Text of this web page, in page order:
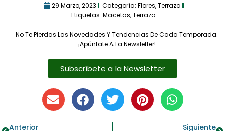
29 Marzo, 2023 Categoría: Flores,Terraza
Etiquetas: Macetas,Terraza
No Te Pierdas Las Novedades Y Tendencias De Cada Temporada.
¡Apúntate A La Newsletter!
Subscríbete a la Newsletter
Anterior Siguiente